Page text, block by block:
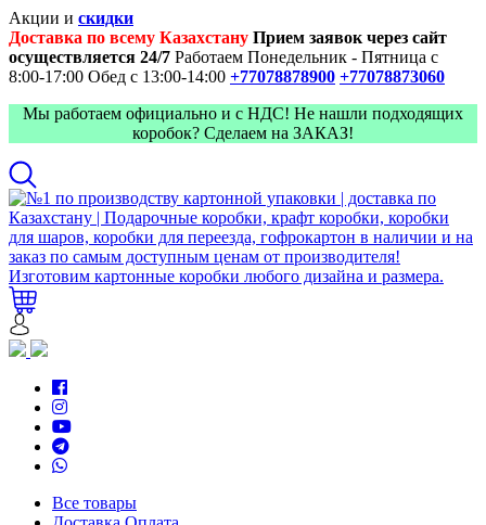
Акции и скидки
Доставка по всему Казахстану Прием заявок через сайт
осуществляется 24/7 Работаем Понедельник - Пятница с
8:00-17:00 Обед с 13:00-14:00 +77078878900 +77078873060
Мы работаем официально и с НДС! Не нашли подходящих
коробок? Сделаем на ЗАКАЗ!
Все товары